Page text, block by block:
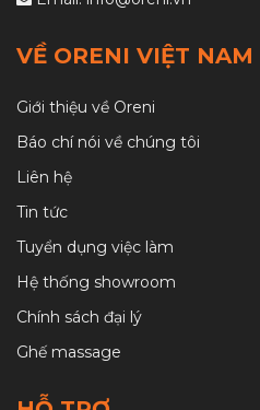
VỀ ORENI VIỆT NAM
Giới thiệu về Oreni
Báo chí nói về chúng tôi
Liên hệ
Tin tức
Tuyển dụng việc làm
Hệ thống showroom
Chính sách đại lý
Ghế massage